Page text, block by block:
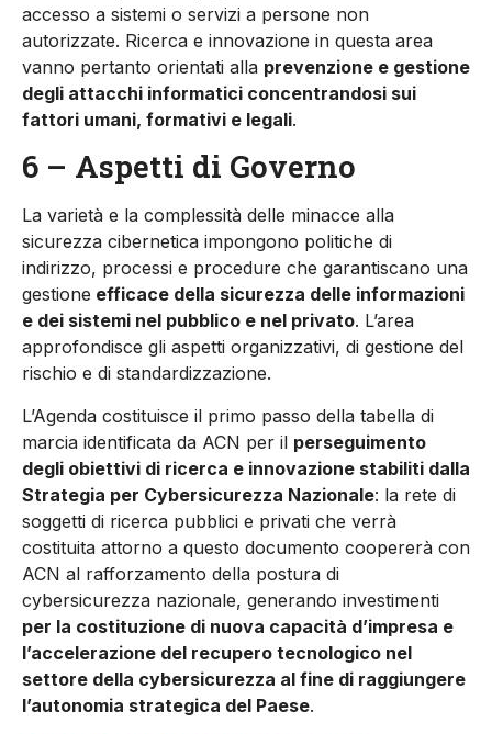
accesso a sistemi o servizi a persone non
autorizzate. Ricerca e innovazione in questa area
vanno pertanto orientati alla prevenzione e gestione
degli attacchi informatici concentrandosi sui
fattori umani, formativi e legali.
6 – Aspetti di Governo
La varietà e la complessità delle minacce alla
sicurezza cibernetica impongono politiche di
indirizzo, processi e procedure che garantiscano una
gestione efficace della sicurezza delle informazioni
e dei sistemi nel pubblico e nel privato. L’area
approfondisce gli aspetti organizzativi, di gestione del
rischio e di standardizzazione.
L’Agenda costituisce il primo passo della tabella di
marcia identificata da ACN per il perseguimento
degli obiettivi di ricerca e innovazione stabiliti dalla
Strategia per Cybersicurezza Nazionale: la rete di
soggetti di ricerca pubblici e privati che verrà
costituita attorno a questo documento coopererà con
ACN al rafforzamento della postura di
cybersicurezza nazionale, generando investimenti
per la costituzione di nuova capacità d’impresa e
l’accelerazione del recupero tecnologico nel
settore della cybersicurezza al fine di raggiungere
l’autonomia strategica del Paese.